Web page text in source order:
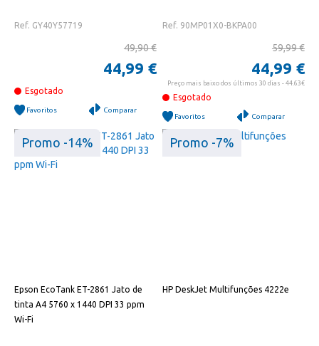
Ref. GY40Y57719
49,90 €
44,99 €
Esgotado
Favoritos Comparar
Ref. 90MP01X0-BKPA00
59,99 €
44,99 €
Preço mais baixo dos últimos 30 dias - 44.63€
Esgotado
Favoritos Comparar
Promo -14%
Epson EcoTank ET-2861 Jato de
tinta A4 5760 x 1440 DPI 33 ppm
Wi-Fi
Promo -7%
HP DeskJet Multifunções 4222e